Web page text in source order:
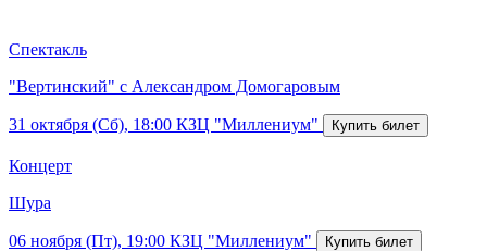
Спектакль
"Вертинский" с Александром Домогаровым
31 октября (Сб), 18:00 КЗЦ "Миллениум"
Концерт
Шура
06 ноября (Пт), 19:00 КЗЦ "Миллениум"